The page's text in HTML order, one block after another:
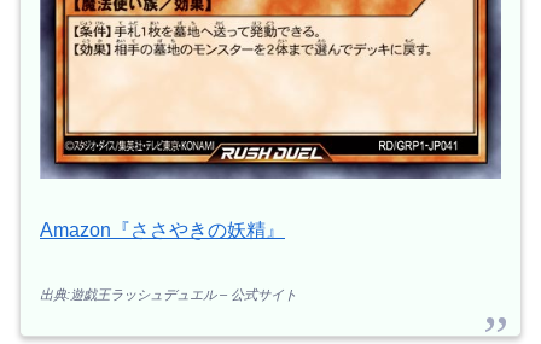
Amazon『ささやきの妖精』
出典:遊戯王ラッシュデュエル – 公式サイト